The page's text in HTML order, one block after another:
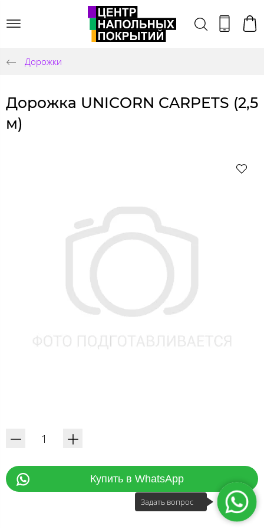
Дорожки
Дорожка UNICORN CARPETS (2,5
м)
Купить в WhatsApp
Задать вопрос